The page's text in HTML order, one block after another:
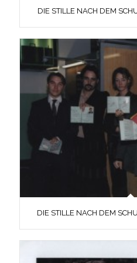
DIE STILLE NACH DEM
DIE STILLE NACH DEM